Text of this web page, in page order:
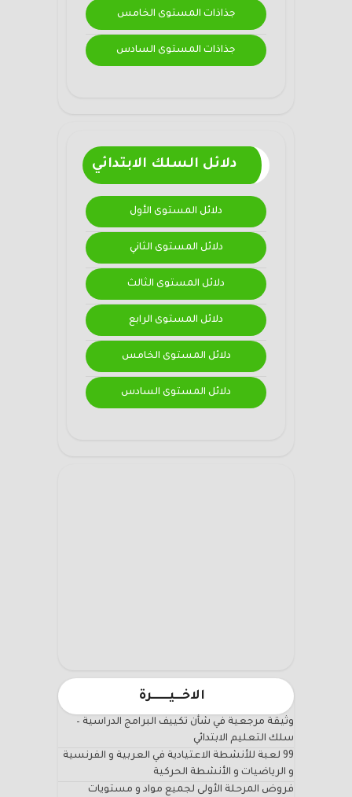
جذاذات المستوى الخامس
جذاذات المستوى السادس
دلائل السلك الابتدائي
دلائل المستوى الأول
دلائل المستوى الثاني
دلائل المستوى الثالث
دلائل المستوى الرابع
دلائل المستوى الخامس
دلائل المستوى السادس
الاخـــيـــــــرة
وثيقة مرجعية في شأن تكييف البرامج الدراسية –
سلك التعليم الابتدائي
99 لعبة للأنشطة الاعتيادية في العربية و الفرنسية
و الرياضيات و الأنشطة الحركية
فروض المرحلة الأولى لجميع مواد و مستويات